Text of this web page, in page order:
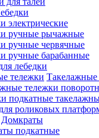
электрические
ручные рычажные
ручные червячные
ручные барабанные
лебедки
Такелажные
тележки
подкатные
роликовых
Домкраты
подкатные